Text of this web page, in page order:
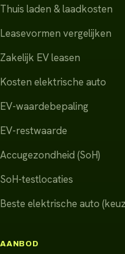
Thuis laden & laadkosten
Leasevormen vergelijken
Zakelijk EV leasen
Kosten elektrische auto
EV-waardebepaling
EV-restwaarde
Accugezondheid (SoH)
SoH-testlocaties
Beste elektrische auto
AANBOD